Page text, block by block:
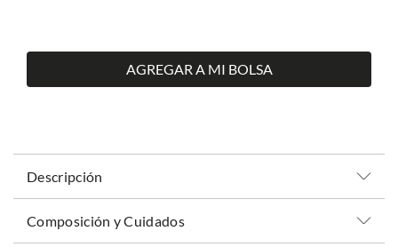
AGREGAR A MI BOLSA
Descripción
Composición y Cuidados